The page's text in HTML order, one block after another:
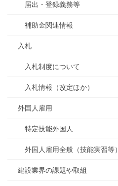
届出・登録義務等
補助金関連情報
入札
入札制度について
入札情報（改定ほか）
外国人雇用
特定技能外国人
外国人雇用全般（技能実習等）
建設業界の課題や取組